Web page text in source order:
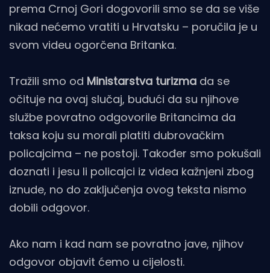
prema Crnoj Gori dogovorili smo se da se više
nikad nećemo vratiti u Hrvatsku – poručila je u
svom videu ogorčena Britanka.
Tražili smo od Ministarstva turizma da se
očituje na ovaj slučaj, budući da su njihove
službe povratno odgovorile Britancima da
taksa koju su morali platiti dubrovačkim
policajcima – ne postoji. Također smo pokušali
doznati i jesu li policajci iz videa kažnjeni zbog
iznude, no do zaključenja ovog teksta nismo
dobili odgovor.
Ako nam i kad nam se povratno jave, njihov
odgovor objavit ćemo u cijelosti.